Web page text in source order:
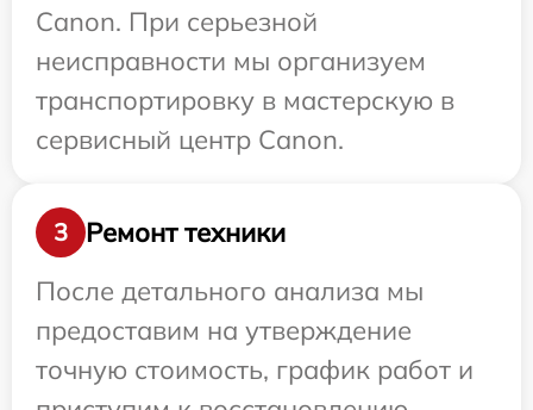
Canon. При серьезной
неисправности мы организуем
транспортировку в мастерскую в
сервисный центр Canon.
3
Ремонт техники
После детального анализа мы
предоставим на утверждение
точную стоимость, график работ и